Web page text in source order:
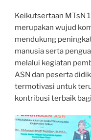
Keikutsertaan MTsN
merupakan wujud
mendukung
manusia serta
melalui kegiatan
ASN dan peserta
termotivasi untuk
kontribusi terbaik